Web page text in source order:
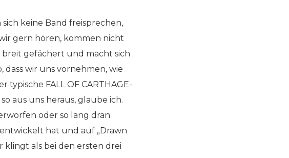
keine Band freisprechen,
gern hören, kommen nicht
gefächert und macht sich
wir uns vornehmen, wie
typische FALL OF CARTHAGE-
aus uns heraus, glaube ich.
oder so lang dran
entwickelt hat und auf „Drawn
klingt als bei den ersten drei